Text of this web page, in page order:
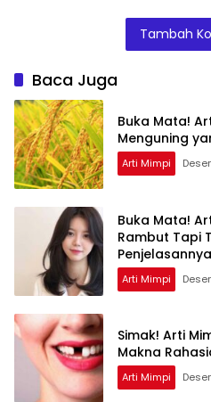
Teman
Ini Artinya
Menurut
Tambah
Baca Juga
Buka Mata!
Arti Mimpi
Buka Mata!
Rambut Tapi
Penjelasannya
Arti Mimpi
Simak! Arti
Makna
Arti Mimpi